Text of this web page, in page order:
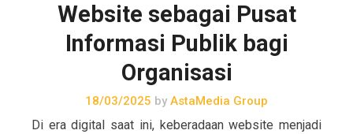
Website sebagai Pusat
Informasi Publik bagi
Organisasi
18/03/2025 by AstaMedia Group
Di era digital saat ini, keberadaan website menjadi